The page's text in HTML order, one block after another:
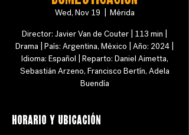
Wed, Nov 19
Mérida
Director: Javier Van de Couter | 113 min |
Drama | País: Argentina, México | Año: 2024 |
Idioma: Español | Reparto: Daniel Aimetta,
Sebastián Arzeno, Francisco Bertín, Adela
Buendía
Horario y ubicación